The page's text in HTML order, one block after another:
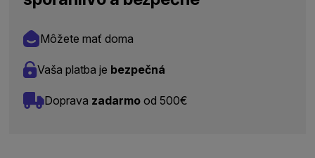
Môžete mať doma
Vaša platba je bezpečná
Doprava zadarmo od 500€